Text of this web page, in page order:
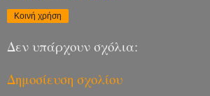
Κοινή χρήση
Δεν υπάρχουν σχόλια:
Δημοσίευση σχολίου